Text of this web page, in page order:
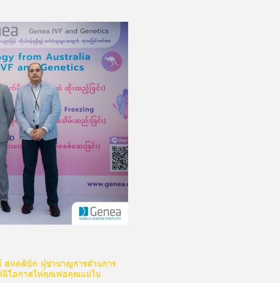
สหคลินิก ผู้ชำนาญการด้านการ
ด้มีโอกาสให้คุณพ่อคุณแม่ใน